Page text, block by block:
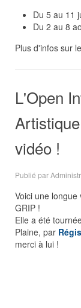
Du 5 au 11
Du 2 au 8
Plus d'infos sur
L'Open
vidéo !
Publié par
Voici une
GRIP !
Elle a été
Plaine, par
merci à lui !